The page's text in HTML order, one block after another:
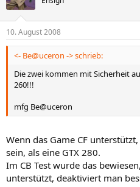
10. August 2008
<- Be@uceron -> schrieb:
Die zwei kommen mit Sicherheit
260!!!
mfg Be@uceron
Wenn das Game CF
sein, als eine GTX 280.
Im CB Test wurde das
unterstützt, deaktiviert man